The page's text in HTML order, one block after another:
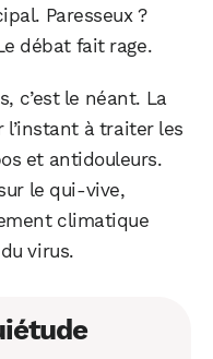
Paresseux ?
débat fait rage.
c’est le néant. La
l’instant à traiter les
et antidouleurs.
le qui-vive,
climatique
virus.